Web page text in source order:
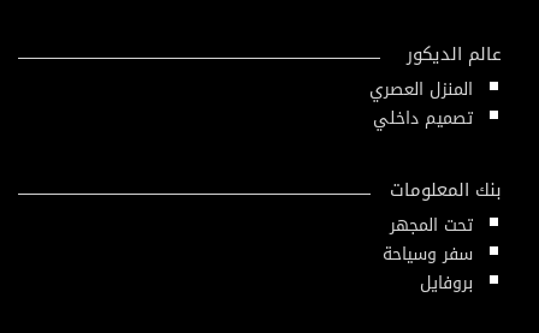
عالم الديكور
المنزل العصري
تصميم داخلي
بنك المعلومات
تحت المجهر
سفر وسياحة
بروفايل